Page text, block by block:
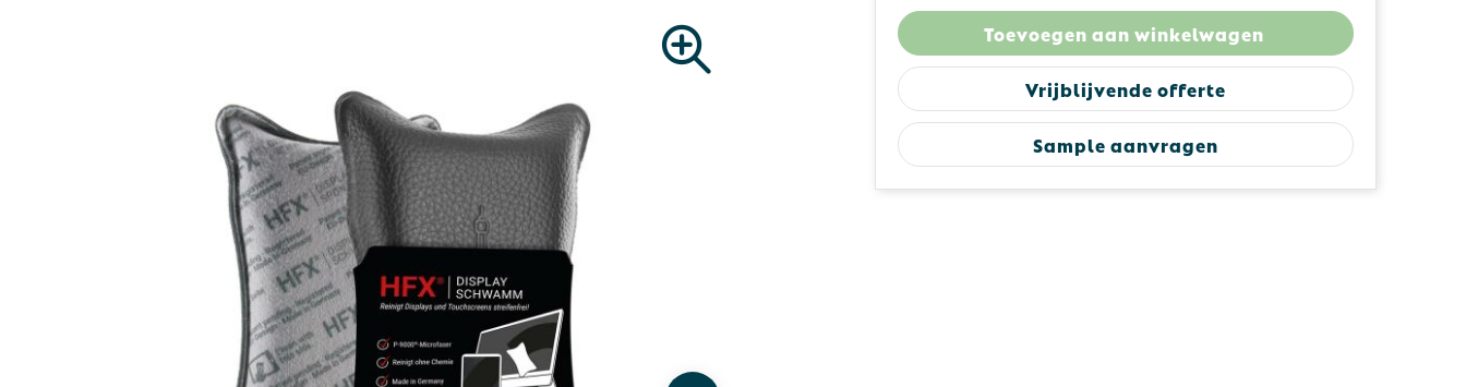
Toevoegen aan winkelwagen
Vrijblijvende offerte
Sample aanvragen